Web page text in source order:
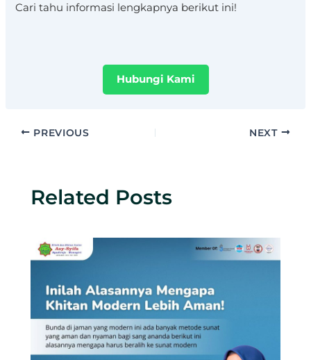
Cari tahu informasi lengkapnya berikut ini!
Hubungi Kami
PREVIOUS NEXT
Related Posts